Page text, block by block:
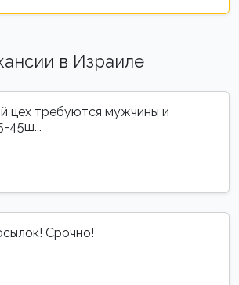
в Израиле
цех требуются мужчины и
45ш...
Срочно!